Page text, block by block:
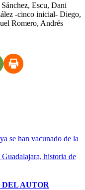
Escu, Dani
-cinco inicial- Diego,
Romero, Andrés
se han vacunado de la
historia de
DEL AUTOR